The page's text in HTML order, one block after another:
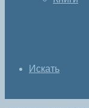
Искать